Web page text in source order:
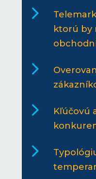
5
ktorú by
5
5
Kľúčovú
5